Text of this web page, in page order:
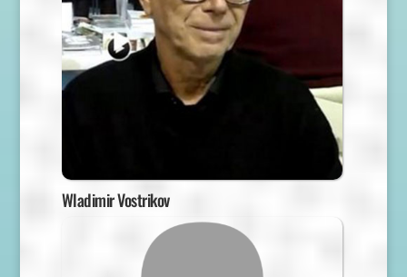
Wladimir Vostrikov